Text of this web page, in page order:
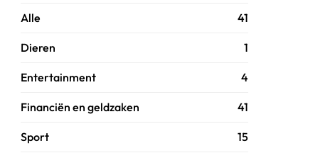
Alle 41
Dieren 1
Entertainment 4
Financiën en geldzaken 41
Sport 15